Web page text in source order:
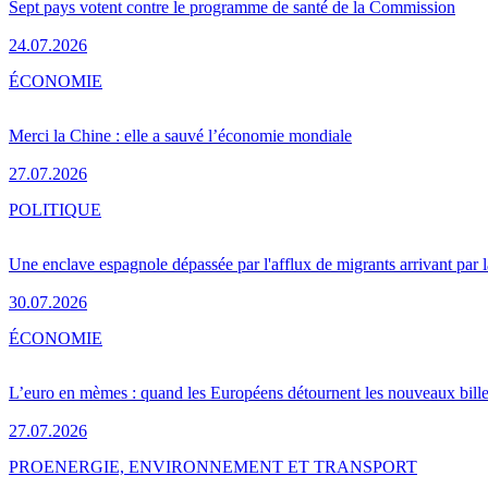
Sept pays votent contre le programme de santé de la Commission
24.07.2026
Merci la Chine : elle a sauvé l’économie mondiale
27.07.2026
ÉCONOMIE
Une enclave espagnole dépassée par l'afflux de migrants arrivant par
30.07.2026
POLITIQUE
L’euro en mèmes : quand les Européens détournent les nouveaux
27.07.2026
ÉCONOMIE
PROENERGIE, ENVIRONNEMENT ET TRANSPORT